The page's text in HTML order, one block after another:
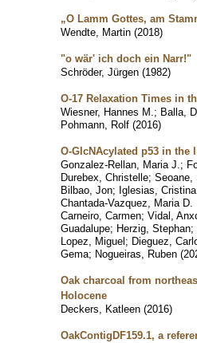
„O Lamm Gottes, am
Wendte, Martin (2018)
"o wär' ich doch ein Narr!"
Schröder, Jürgen (1982)
O-17 Relaxation Times in
Wiesner, Hannes M. ; Balla,
Pohmann, Rolf (2016)
O-GlcNAcylated p53 in
Gonzalez-Rellan, Maria J. ;
Durebex, Christelle; Seoane,
Bilbao, Jon; Iglesias, Cristina
Chantada-Vazquez, Maria D.
Carneiro, Carmen; Vidal,
Guadalupe; Herzig, Stephan;
Lopez, Miguel; Dieguez,
Gema; Nogueiras, Ruben (
Oak charcoal from
Holocene
Deckers, Katleen (2016)
OakContigDF159.1, a